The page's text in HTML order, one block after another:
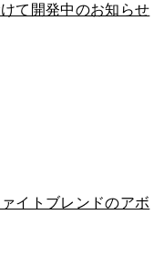
て開発中のお知らせ
イトブレンドのアボ